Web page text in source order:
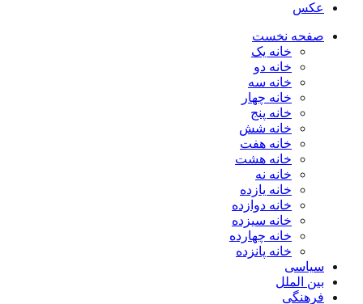
عکس
صفحه نخست
خانه یک
خانه دو
خانه سه
خانه چهار
خانه پنج
خانه شش
خانه هفت
خانه هشت
خانه نه
خانه یازده
خانه دوازده
خانه سیزده
خانه چهارده
خانه پانزده
سیاسی
بین الملل
فرهنگی